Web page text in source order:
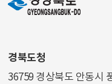
경북도청
36759 경상북도 안동시